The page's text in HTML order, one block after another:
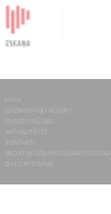
LAIPA
ES IZMANTOJU MŪZIKU
ES RADU MŪZIKU
AKTUALITĀTES
KONTAKTI
SĪKDATŅU IZMANTOŠANAS POLITIKA
DATU APSTRĀDE